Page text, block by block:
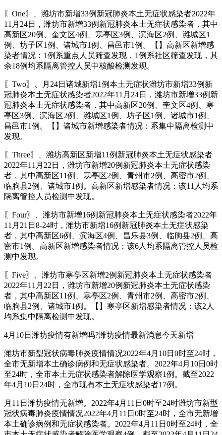
〖One〗、潍坊市新增33例新冠肺炎本土无症状感染者2022年
11月24日，潍坊市新增33例新冠肺炎本土无症状感染者，其中
高新区20例、奎文区4例、寒亭区3例、滨海区2例、潍城区1
例、坊子区1例、诸城市1例、昌邑市1例。【】高新区新增感
染者情况：1例系重点人员筛查发现，1例系社区筛查发现，其
余18例均系隔离管控人员中核酸检测发现。
〖Two〗、月24日诸城新增1例本土无症状潍坊市新增33例新
冠肺炎本土无症状感染者2022年11月24日，潍坊市新增33例新
冠肺炎本土无症状感染者，其中高新区20例、奎文区4例、寒
亭区3例、滨海区2例、潍城区1例、坊子区1例、诸城市1例、
昌邑市1例。【】诸城市新增感染者情况：系集中隔离检测中
发现。
〖Three〗、潍坊高新区新增11例新冠肺炎本土无症状感染者
2022年11月22日，潍坊市新增20例新冠肺炎本土无症状感染
者，其中高新区11例、寒亭区2例、青州市2例、高密市2例、
临朐县2例、诸城市1例。高新区新增感染者情况：该11人均系
隔离管控人员检测中发现。
〖Four〗、潍坊市新增16例新冠肺炎本土无症状感染者2022年
11月21日8-24时，潍坊市新增16例新冠肺炎本土无症状感染
者，其中高新区6例、滨海区4例、昌乐县3例、临朐县2例、高
密市1例。高新区新增感染者情况：该6人均系隔离管控人员检
测中发现。
〖Five〗、潍坊市寒亭区新增2例新冠肺炎本土无症状感染者
2022年11月22日，潍坊市新增20例新冠肺炎本土无症状感染
者，其中高新区11例、寒亭区2例、青州市2例、高密市2例、
临朐县2例、诸城市1例。【】寒亭区新增感染者情况：该2人
均系集中隔离检测中发现。
4月10日潍坊疫情有新增吗?潍坊疫情最新消息今天新增
潍坊市新型冠状病毒肺炎疫情情况2022年4月10日0时至24时，
全市无新增本土确诊病例和无症状感染者。2022年4月10日0时
至24时，全市本土无症状感染者解除医学观察1例。截至2022
年4月10日24时，全市现有本土无症状感染者17例。
月11日潍坊疫情无新增。2022年4月11日0时至24时潍坊市新型
冠状病毒肺炎疫情情况2022年4月11日0时至24时，全市无新增
本土确诊病例和无症状感染者。2022年4月11日0时至24时，全